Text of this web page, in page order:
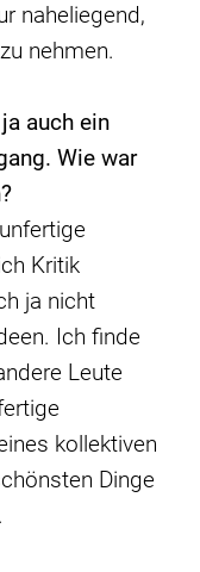
naheliegend,
nehmen.
auch ein
Wie war
Kritik
ja nicht
Ich finde
Leute
kollektiven
Dinge